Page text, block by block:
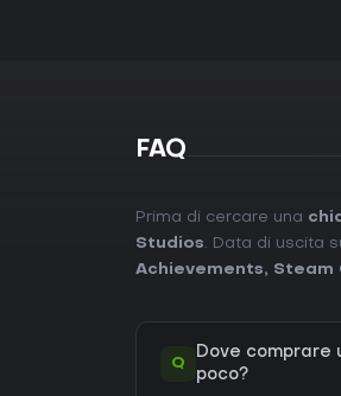
FAQ
Prima di cercare una
Studios. Data di uscita
Achievements, Steam
Q
Dove comprare
poco?